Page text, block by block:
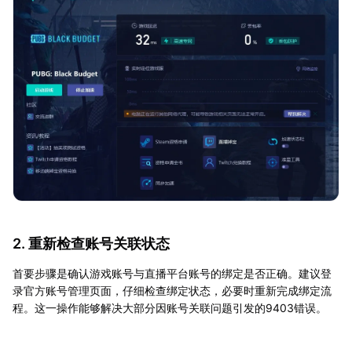
2. 重新检查账号关联状态
首要步骤是确认游戏账号与直播平台账号的绑定是否正确。建议登
录官方账号管理页面，仔细检查绑定状态，必要时重新完成绑定流
程。这一操作能够解决大部分因账号关联问题引发的9403错误。